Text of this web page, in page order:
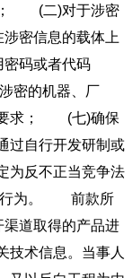
； (二)对于涉密
密信息的载体上
码或者代码
的机器、厂
要求； (七)确保
自行开发研制或
为反不正当竞争法
行为。 前款所
渠道取得的产品进
技术信息。当事人